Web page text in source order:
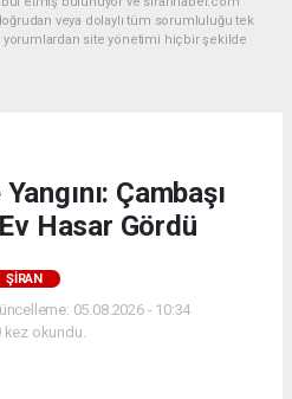
veya dolaylı tüm sorumluluğu tek
yorumlardan site yönetimi hiçbir şekilde
Çambaşı
Hasar Gördü
ŞİRAN
05.08.2026 - 10:34
kez okundu.